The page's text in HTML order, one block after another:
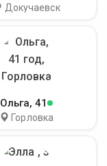
Докучаевск
Ольга, 41
Горловка